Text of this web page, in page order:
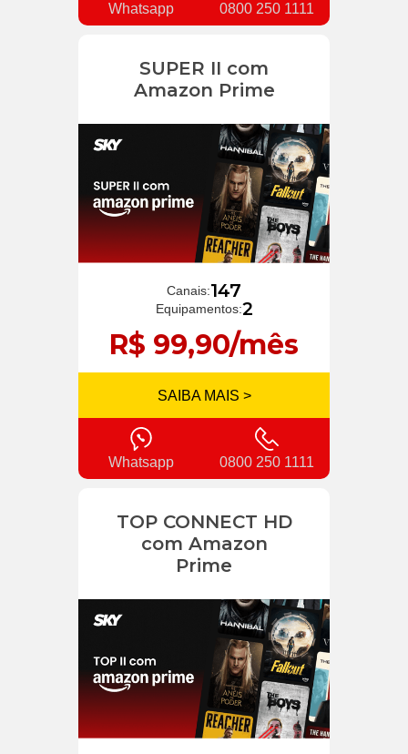
Whatsapp 0800 250 1111
SUPER II com
Amazon Prime
Canais:147
Equipamentos:2
R$ 99,90/mês
SAIBA MAIS >
Whatsapp 0800 250 1111
TOP CONNECT HD
com Amazon
Prime